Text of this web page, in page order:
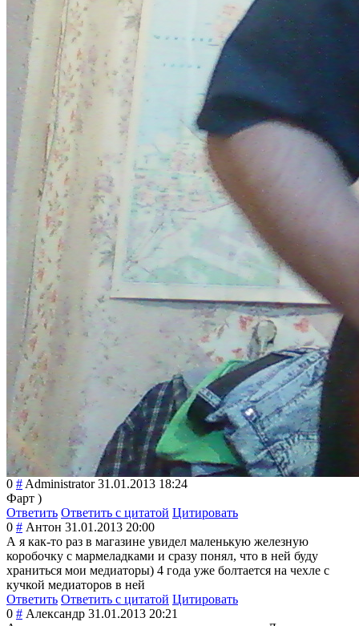
0 # Administrator 31.01.2013 18:24
Фарт )
Ответить Ответить с цитатой Цитировать
0 # Антон 31.01.2013 20:00
А я как-то раз в магазине увидел маленькую железную
коробочку с мармеладками и сразу понял, что в ней буду
храниться мои медиаторы) 4 года уже болтается на чехле с
кучкой медиаторов в ней
Ответить Ответить с цитатой Цитировать
0 # Александр 31.01.2013 20:21